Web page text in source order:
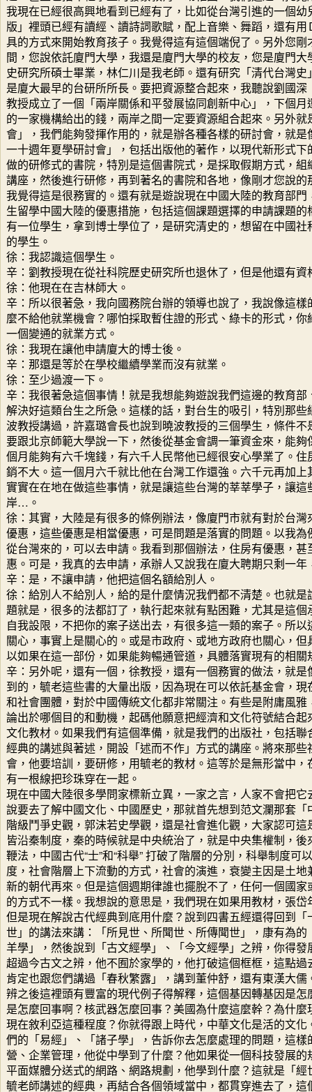
我現在已經很高興地看到已經有了，比如從台灣引進的一個
版」裡頭已經有讀經、讀詩詞歌賦，配上音樂、舞蹈，還有
具的方式來開始教育孩子。我覺得這有這個端倪了。另外您
間，您說依託廈門大學，我還是廈門大學的校友，您是廈門
史研究所碩士畢業，林仁川是我老師。還有研究「清代台灣
是廈大最早的台研所所長。要把資源整合起來，我聽說劉國
教授成立了一個「兩岸關係和平發展協同創新中心」，下個
的一家機構給出的錢，兩岸之間一定要資源組合起來。另外
會」，我們能夠發揮作用的，就是辦各種各樣的研討會，就
一十週年夏學研討會」，包括出版他的著作，以現代新形式
做的研修式的書院，特別是這個書院式，是採取假期方式，
講座，然後進行研修，再到著名的書院和各地，像剛才您說
我覺得這是很務實的。還有就是遊說現在中國大陸的教育部
生留學中國大陸的優惠措施，包括這個課題選擇的申請課題
有一位學生，拿到博士學位了，是研究清史的，想留在中國
的學生。
徐：我認識這個學生。
辛：劉教授現在從社科院歷史研究所也退休了，但是他還有資
徐：他現在在吉林師大。
辛：所以很著急，我向國務院台辦的領導也說了，我說像這
麼不給他就業機會？哪怕採取暫住證的形式、綠卡的形式，
一個變通的就業方式。
徐：我現在讓他申請廈大的博士後。
辛：那還是等於在學校繼續學業而沒有就業。
徐：至少過渡一下。
辛：我很著急這個事情！就是我想能夠遊說我們這邊的教育
解決好這類台生之所急。這樣的話，對台生的吸引，特別那
波教授講過，許嘉璐會長也說到曉波教授的三個學生，條件
要跟北京師範大學說一下，然後從基金會調一筆資金來，能
個月能夠有六千塊錢，有六千人民幣他已經很安心學業了。
銷不大。這一個月六千就比他在台灣工作還強。六千元再加
實實在在地在做這些事情，就是讓這些台灣的莘莘學子，讓
岸…。
徐：其實，大陸是有很多的條例辦法，像廈門市就有對於台
優惠，這些優惠是相當優惠，可是問題是落實的問題。以我
從台灣來的，可以去申請。我看到那個辦法，住房有優惠，
惠。可是，我真的去申請，承辦人又說我在廈大聘期只剩一年
辛：是，不讓申請，他把這個名額給別人。
徐：給別人不給別人，給的是什麼情況我們都不清楚。也就
題就是，很多的法都訂了，執行起來就有點困難，尤其是這
自我設限，不把你的案子送出去，有很多這一類的案子。所
關心，事實上是關心的。或是市政府、或地方政府也關心，
以如果在這一部份，如果能夠暢通管道，具體落實現有的相
辛：另外呢，還有一個，徐教授，還有一個務實的做法，就
到的，毓老這些書的大量出版，因為現在可以依託基金會，
和社會團體，對於中國傳統文化都非常關注。有些是附庸風
論出於哪個目的和動機，起碼他願意把經濟和文化符號結合起
文化教材。如果我們有這個準備，就是我們的出版社，包括
經典的講述與著述，開設「述而不作」方式的講座。將來那
會，他要培訓，要研修，用毓老的教材。這等於是無形當中
有一根線把珍珠穿在一起。
現在中國大陸很多學問家標新立異，一家之言，人家不會把
說要去了解中國文化、中國歷史，那就首先想到范文瀾那套
階級鬥爭史觀，郭沫若史學觀，還是社會進化觀，大家認可
皆沿秦制度，秦的時候就是中央統治了，就是中央集權制，
鞭法，中國古代“士”和“科舉” 打破了階層的分別，科舉制度可
度，社會階層上下流動的方式，社會的演進，衰變主因是土
新的朝代再來。但是這個週期律誰也擺脫不了，任何一個國
的方式不一樣。我想說的意思是，我們現在如果用教材，張
但是現在解說古代經典到底用什麼？說到四書五經還得回到
世」的講法來講：「所見世、所聞世、所傳聞世」，康有為
羊學」，然後說到「古文經學」、「今文經學」之辨，你得
超過今古文之辨，他不囿於家學的，他打破這個框框，這點
肯定也跟您們講過「春秋繁露」，講到董仲舒，還有東漢大
辨之後這裡頭有豐富的現代例子得解釋，這個基因轉基因是
是怎麼回事啊？核武器怎麼回事？美國為什麼這麼幹？為什
現在敘利亞這種程度？你就得跟上時代，中華文化是活的文
們的「易經」、「諸子學」，告訴你去怎麼處理的問題，這
營、企業管理，他從中學到了什麼？他如果從一個科技發展
平面媒體分送式的網路、網路規劃，他學到什麼？這就是「
毓老師講述的經典，再結合各個領域當中，都貫穿進去了，